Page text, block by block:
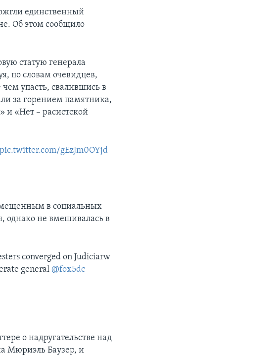
единственный
Об этом сообщило
статую генерала
по словам очевидцев,
упасть, свалившись в
за горением памятника,
и «Нет – расистской
pic.twitter.com/gEzJm0OYjd
в социальных
однако не вмешивалась в
converged on Judiciarw
general@fox5dc
о надругательстве над
Мюриэль Баузер, и